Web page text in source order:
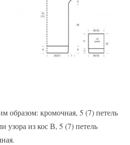
образом: кромочная, 5 (7) петель
узора из кос В, 5 (7) петель